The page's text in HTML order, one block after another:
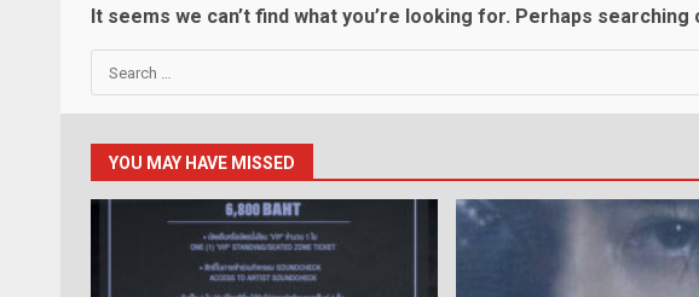
It seems we can’t find what you’re looking for. Perhaps searching
Search
for:
YOU MAY HAVE MISSED